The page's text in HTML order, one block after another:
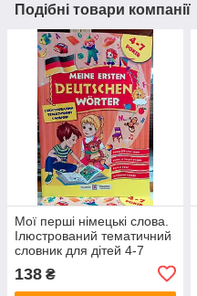
Подібні товари компанії
Мої перші німецькі слова.
Ілюстрований тематичний
словник для дітей 4-7
138 ₴